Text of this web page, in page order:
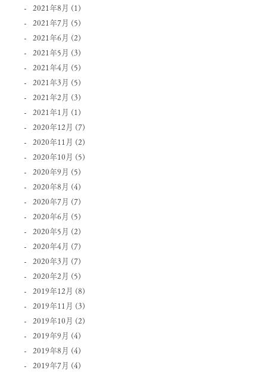
2021年8月 (1)
2021年7月 (5)
2021年6月 (2)
2021年5月 (3)
2021年4月 (5)
2021年3月 (5)
2021年2月 (3)
2021年1月 (1)
2020年12月 (7)
2020年11月 (2)
2020年10月 (5)
2020年9月 (5)
2020年8月 (4)
2020年7月 (7)
2020年6月 (5)
2020年5月 (2)
2020年4月 (7)
2020年3月 (7)
2020年2月 (5)
2019年12月 (8)
2019年11月 (3)
2019年10月 (2)
2019年9月 (4)
2019年8月 (4)
2019年7月 (4)